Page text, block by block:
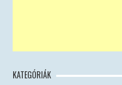
KATEGÓRIÁK